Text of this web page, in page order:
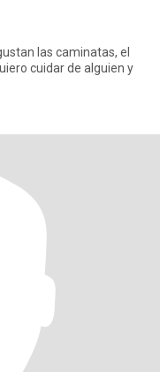
las caminatas, el
cuidar de alguien y